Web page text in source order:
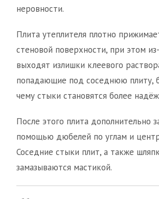
неровности.
Плита утеплителя плотно
стеновой поверхности, при этом
выходят излишки клеевого
попадающие под соседнюю плиту,
чему стыки становятся более
После этого плита дополнительно
помощью дюбелей по углам и
Соседние стыки плит, а также
замазываются мастикой.